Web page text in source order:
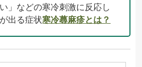
」などの寒冷刺激に反応し
出る症状寒冷蕁麻疹とは？